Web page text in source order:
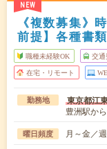
NEW
《複数募集》
前提】各種書
職種未経験OK 交通
在宅・リモート
勤務地 東京都江
豊洲駅か
曜日頻度 月～金／